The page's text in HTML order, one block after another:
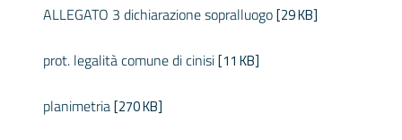
ALLEGATO 3 dichiarazione sopralluogo[29 KB]
prot. legalità comune di cinisi[11 KB]
planimetria[270 KB]